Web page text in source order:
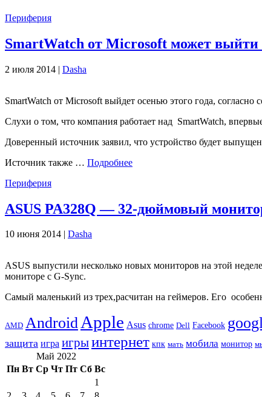
Периферия
SmartWatch от Microsoft может выйти
2 июля 2014 | Dasha
SmartWatch от Microsoft выйдет осенью этого года, согласно
Слухи о том, что компания работает над SmartWatch,
Доверенный источник заявил, что устройство будет
Источник также … Подробнее
Периферия
ASUS PA328Q — 32-дюймовый
10 июня 2014 | Dasha
ASUS выпустили несколько новых мониторов на этой
мониторе с G-Sync.
Самый маленький из трех,расчитан ​​на геймеров. Его
AMD AndroidApple Asus chrome Dell Facebook
защита игра игрыинтернет кпк мать мобила монитор
Май 2022
Пн Вт Ср Чт Пт Сб Вс
1